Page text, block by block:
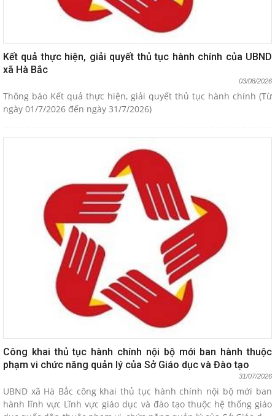
Kết quả thực hiện, giải quyết thủ tục hành chính của UBND
xã Hà Bắc
03/08/2026
Thông báo Kết quả thực hiện, giải quyết thủ tục hành chính (Từ
ngày 01/7/2026 đến ngày 31/7/2026)
Công khai thủ tục hành chính nội bộ mới ban hành thuộc
phạm vi chức năng quản lý của Sở Giáo dục và Đào tạo
31/07/2026
UBND xã Hà Bắc công khai thủ tục hành chính nội bộ mới ban
hành lĩnh vực Lĩnh vực giáo dục và đào tạo thuộc hệ thống giáo